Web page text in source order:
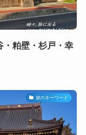
・粕壁・杉戸・幸
旅のキーワード